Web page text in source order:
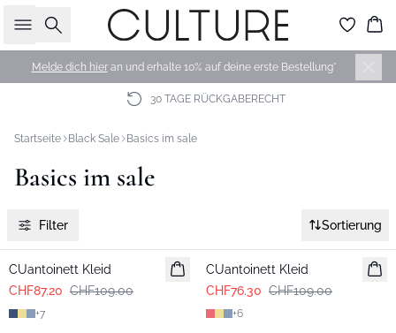
Suche
Melde dich hieran und erhalte 10% auf deine erste Bestellung*
30 TAGE RÜCKGABERECHT
Startseite Black Sale Basics im sale
Basics im sale
Filter Sortierung
-20%
CUantoinett Kleid
CHF87.20 CHF109.00
+7
CUantoinett Kleid
CHF76.30 CHF109.00
+6